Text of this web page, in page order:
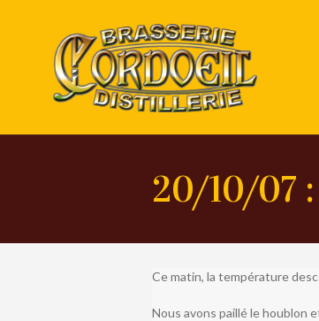
20/10/07
Ce matin, la température
Nous avons paillé le houblon